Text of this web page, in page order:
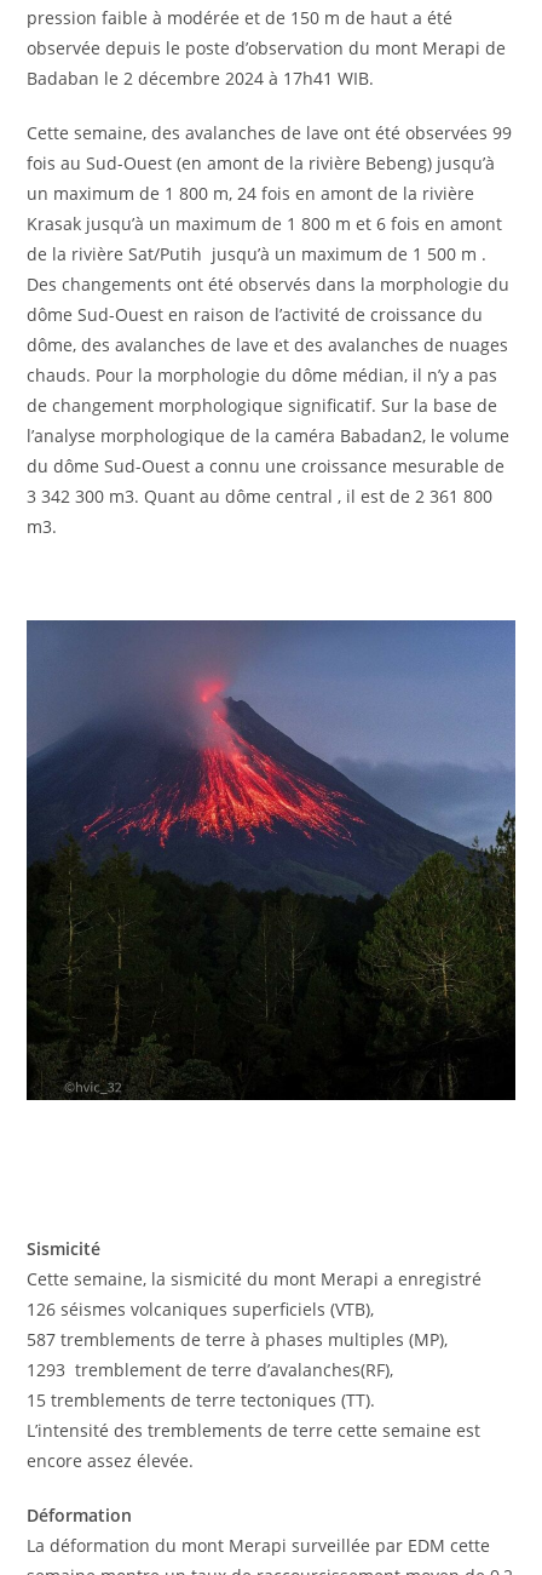
pression faible à modérée et de 150 m de haut a été
observée depuis le poste d’observation du mont Merapi de
Badaban le 2 décembre 2024 à 17h41 WIB.
Cette semaine, des avalanches de lave ont été observées 99
fois au Sud-Ouest (en amont de la rivière Bebeng) jusqu’à
un maximum de 1 800 m, 24 fois en amont de la rivière
Krasak jusqu’à un maximum de 1 800 m et 6 fois en amont
de la rivière Sat/Putih jusqu’à un maximum de 1 500 m .
Des changements ont été observés dans la morphologie du
dôme Sud-Ouest en raison de l’activité de croissance du
dôme, des avalanches de lave et des avalanches de nuages ​​
chauds. Pour la morphologie du dôme médian, il n’y a pas
de changement morphologique significatif. Sur la base de
l’analyse morphologique de la caméra Babadan2, le volume
du dôme Sud-Ouest a connu une croissance mesurable de
3 342 300 m3. Quant au dôme central , il est de 2 361 800
m3.
Sismicité
Cette semaine, la sismicité du mont Merapi a enregistré
126 séismes volcaniques superficiels (VTB),
587 tremblements de terre à phases multiples (MP),
1293 tremblement de terre d’avalanches(RF),
15 tremblements de terre tectoniques (TT).
L’intensité des tremblements de terre cette semaine est
encore assez élevée.
Déformation
La déformation du mont Merapi surveillée par EDM cette